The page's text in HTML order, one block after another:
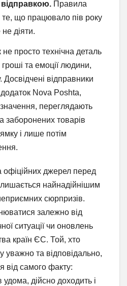
Правила
що працювало пів року
діяти.
просто технічна деталь
та емоції людини,
Досвідчені відправники
Nova Poshta,
переглядають
заборонених товарів
і лише потім
офіційних джерел перед
найнадійнішим
сюрпризів.
залежно від
ситуації чи оновлень
країн ЄС. Той, хто
уважно та відповідально,
від самого факту:
удома, дійсно доходить і